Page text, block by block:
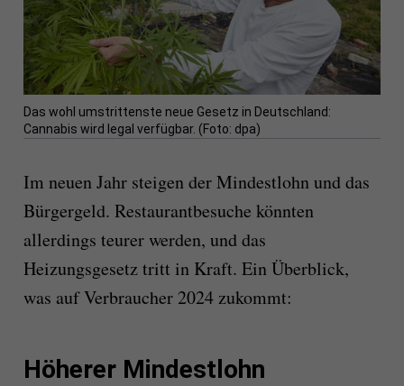
Das wohl umstrittenste neue Gesetz in Deutschland:
Cannabis wird legal verfügbar. (Foto: dpa)
Im neuen Jahr steigen der Mindestlohn und das
Bürgergeld. Restaurantbesuche könnten
allerdings teurer werden, und das
Heizungsgesetz tritt in Kraft. Ein Überblick,
was auf Verbraucher 2024 zukommt:
Höherer Mindestlohn